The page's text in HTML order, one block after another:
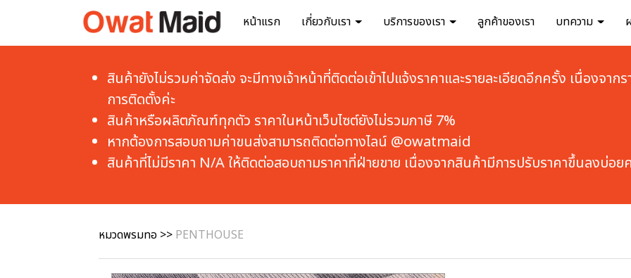
หน้าแรก เกี่ยวกับเรา บริการของเรา ลูกค้าของเรา บทความ
สินค้ายังไม่รวมค่าจัดส่ง จะมีทางเจ้าหน้าที่ติดต่อเข้าไปแจ้งราคาและรายละเอียดอีกครั้ง เนื่องจ
การติดตั้งค่ะ
สินค้าหรือผลิตภัณฑ์ทุกตัว ราคาในหน้าเว็บไซต์ยังไม่รวมภาษี 7%
หากต้องการสอบถามค่าขนส่งสามารถติดต่อทางไลน์ @owatmaid
สินค้าที่ไม่มีราคา N/A ให้ติดต่อสอบถามราคาที่ฝ่ายขาย เนื่องจากสินค้ามีการปรับราคาขึ้นลงบ่อ
หมวดพรมทอ >> PENTHOUSE